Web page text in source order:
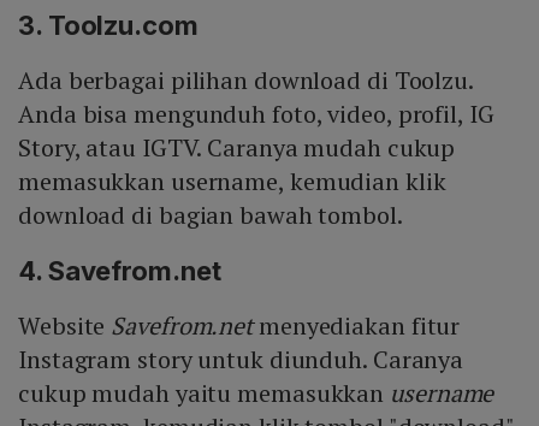
3. Toolzu.com
Ada berbagai pilihan download di Toolzu.
Anda bisa mengunduh foto, video, profil, IG
Story, atau IGTV. Caranya mudah cukup
memasukkan username, kemudian klik
download di bagian bawah tombol.
4. Savefrom.net
Website Savefrom.netmenyediakan fitur
Instagram story untuk diunduh. Caranya
cukup mudah yaitu memasukkan username